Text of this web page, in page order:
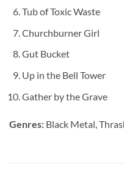
Tub of Toxic Waste
Churchburner Girl
Gut Bucket
Up in the Bell Tower
Gather by the Grave
Genres: Black Metal,